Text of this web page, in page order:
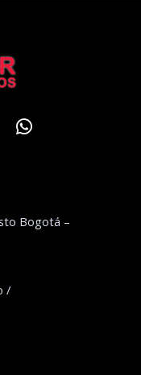
Whatsapp
Bogotá –
/